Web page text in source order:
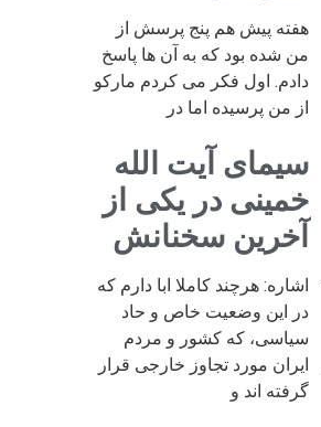
هفته پیش هم پنج پرسش از
من شده بود که به آن ها پاسخ
دادم. اول فکر می کردم مارکو
از من پرسیده اما در
سیمای آیت الله
خمینی در یکی از
آخرین سخنانش
اشاره: هرچند کاملا ابا دارم که
در این وضعیت خاص و حاد
سیاسی، که کشور و مردم
ایران مورد تجاوز خارجی قرار
گرفته اند و